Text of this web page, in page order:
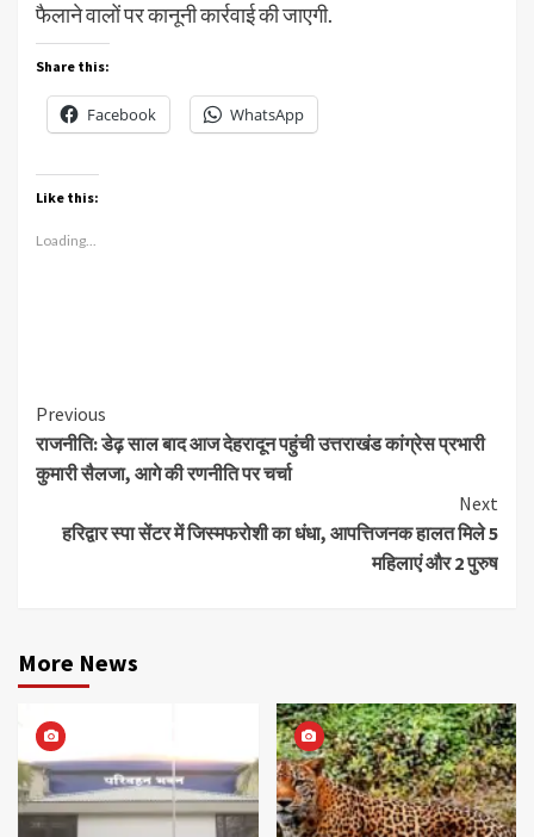
फैलाने वालों पर कानूनी कार्रवाई की जाएगी.
Share this:
Facebook WhatsApp
Like this:
Loading...
Continue
Reading
Previous
राजनीति: डेढ़ साल बाद आज देहरादून पहुंची उत्तराखंड कांग्रेस प्रभारी
कुमारी सैलजा, आगे की रणनीति पर चर्चा
Next
हरिद्वार स्पा सेंटर में जिस्मफरोशी का धंधा, आपत्तिजनक हालत मिले 5
महिलाएं और 2 पुरुष
More News